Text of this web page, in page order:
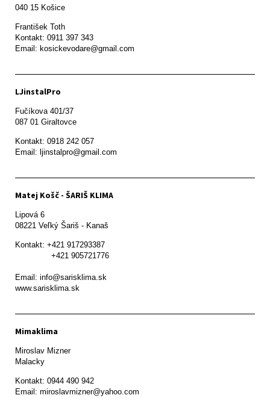
František Toth
Kontakt: 0911 397 343
Email: kosickevodare@gmail.com
LJinstalPro
Fučíkova 401/37
087 01 Giraltovce
Kontakt: 0918 242 057
Email: ljinstalpro@gmail.com
Matej Košč - ŠARIŠ KLIMA
Lipová 6
08221 Veľký Šariš - Kanaš
Kontakt: +421 917293387
Email: info@sarisklima.sk
www.sarisklima.sk
Mimaklima
Miroslav Mizner
Malacky
Kontakt: 0944 490 942